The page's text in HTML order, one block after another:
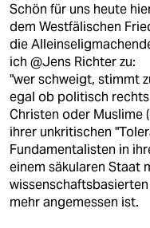
Schön für uns heute
dem Westfälischen
die
ich @Jens Richter zu:
"wer schweigt, stimmt
egal ob politisch
Christen oder Muslime
ihrer unkritischen
Fundamentalisten in
einem säkularen Staat
mehr angemessen ist.